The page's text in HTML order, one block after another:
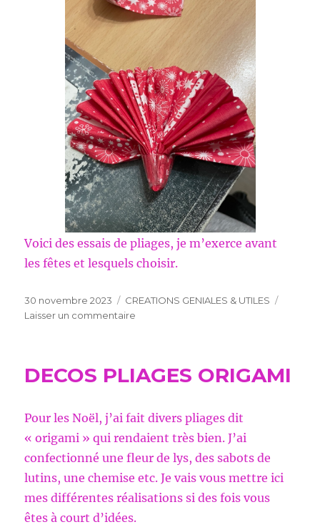
Voici des essais de pliages, je m’exerce avant
les fêtes et lesquels choisir.
Publié
le
30 novembre 2023 Catégories
CREATIONS GENIALES & UTILES
Laisser un commentaire
DECOS PLIAGES ORIGAMI
Pour les Noël, j’ai fait divers pliages dit
« origami » qui rendaient très bien. J’ai
confectionné une fleur de lys, des sabots de
lutins, une chemise etc. Je vais vous mettre ici
mes différentes réalisations si des fois vous
êtes à court d’idées.